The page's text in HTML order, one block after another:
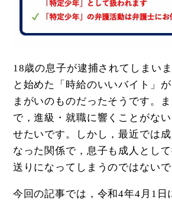
18歳の息子が逮捕されてしまい
と始めた「時給のいいバイト」
まがいのものだったそうです。
で，進級・就職に響くことがな
せたいです。しかし，最近では
なった関係で，息子も成人とし
送りになってしまうのではないで
今回の記事では，令和4年4月1日